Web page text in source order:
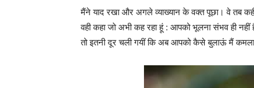
मैंने याद रखा और अगले व्याख्यान के वक्त पूछा। वे तब
वही कहा जो अभी कह रहा हूं : आपको भूलना संभव ही
तो इतनी दूर चली गयीं कि अब आपको कैसे बुलाऊं मैं